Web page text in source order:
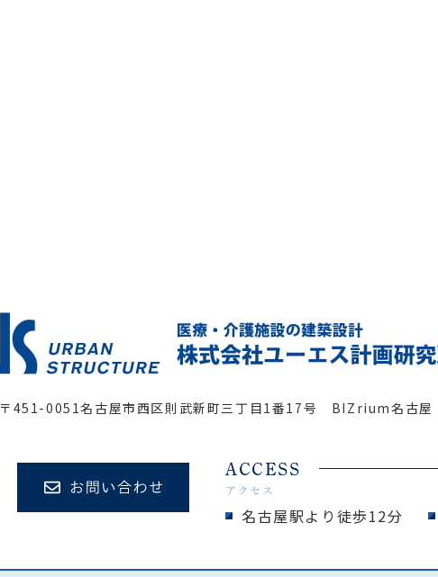
〒451-0051名古屋市西区則武新町三丁目1番17号 BIZrium名古屋
ACCESS
アクセス
名古屋駅より徒歩12分